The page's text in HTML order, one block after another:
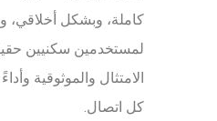
كاملة، وبشكل
لمستخدمين سكنيين
الامتثال والموثوقية
كل اتصال.